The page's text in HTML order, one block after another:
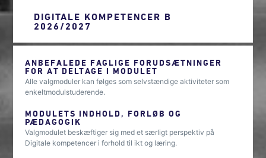
DIGITALE KOMPETENCER B
2026/2027
ANBEFALEDE FAGLIGE FORUDSÆTNINGER
FOR AT DELTAGE I MODULET
Alle valgmoduler kan følges som selvstændige aktiviteter som
enkeltmodulstuderende.
MODULETS INDHOLD, FORLØB OG
PÆDAGOGIK
Valgmodulet beskæftiger sig med et særligt perspektiv på
Digitale kompetencer i forhold til ikt og læring.